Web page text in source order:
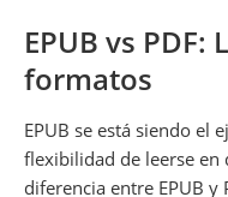
EPUB vs
formatos
EPUB se está siendo el
flexibilidad de leerse en
diferencia entre EPUB y